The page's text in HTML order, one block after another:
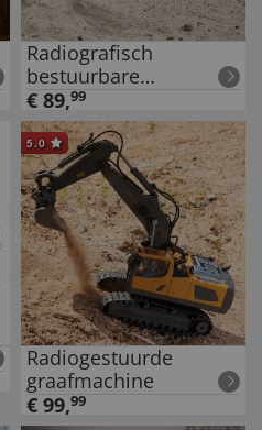
Radiografisch
bestuurbare
Mercedes-Benz Arocs
€ 89,99
5.0
Radiogestuurde
graafmachine
€ 99,99